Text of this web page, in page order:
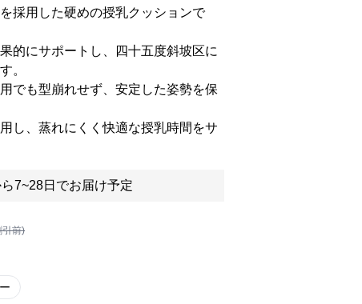
採用した硬めの授乳クッションで
的にサポートし、四十五度斜坡区に
。
でも型崩れせず、安定した姿勢を保
し、蒸れにくく快適な授乳時間をサ
7~28日でお届け予定
前)